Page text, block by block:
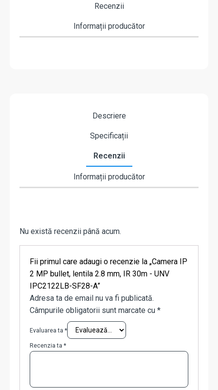
Recenzii
Informații producător
Descriere
Specificații
Recenzii
Informații producător
Nu există recenzii până acum.
Fii primul care adaugi o recenzie la „Camera IP
2 MP bullet, lentila 2.8 mm, IR 30m - UNV
IPC2122LB-SF28-A”
Adresa ta de email nu va fi publicată.
Câmpurile obligatorii sunt marcate cu *
Evaluarea ta *
Recenzia ta *